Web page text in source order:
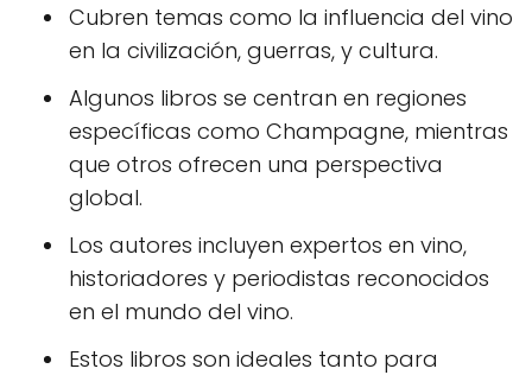
Cubren temas como la influencia del vino
en la civilización, guerras, y cultura.
Algunos libros se centran en regiones
específicas como Champagne, mientras
que otros ofrecen una perspectiva
global.
Los autores incluyen expertos en vino,
historiadores y periodistas reconocidos
en el mundo del vino.
Estos libros son ideales tanto para